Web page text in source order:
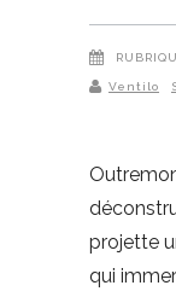
Ventilo
projette
qui